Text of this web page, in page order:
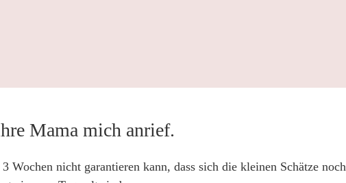
Mama mich anrief.
Wochen nicht garantieren kann, dass sich die kleinen Schätze